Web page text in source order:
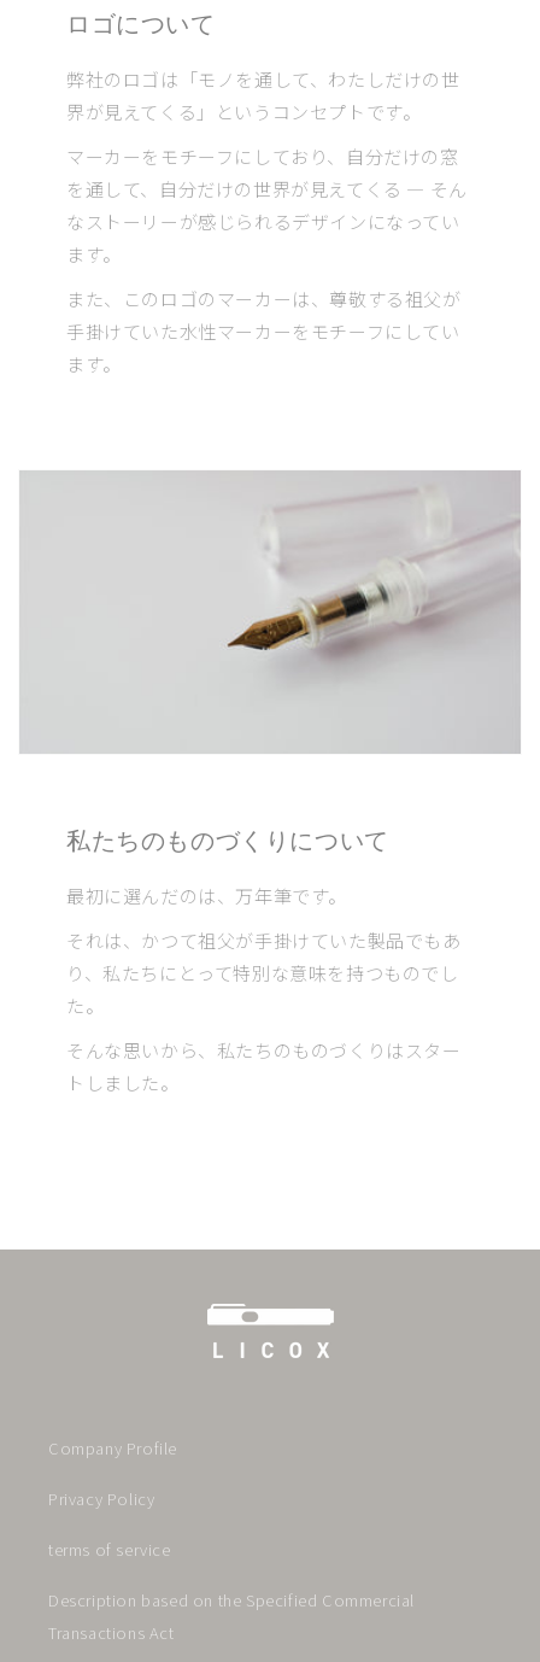
ロゴについて
弊社のロゴは「モノを通して、わたしだけの世
界が見えてくる」というコンセプトです。
マーカーをモチーフにしており、自分だけの窓
を通して、自分だけの世界が見えてくる ― そん
なストーリーが感じられるデザインになってい
ます。
また、このロゴのマーカーは、尊敬する祖父が
手掛けていた水性マーカーをモチーフにしてい
ます。
私たちのものづくりについて
最初に選んだのは、万年筆です。
それは、かつて祖父が手掛けていた製品でもあ
り、私たちにとって特別な意味を持つものでし
た。
そんな思いから、私たちのものづくりはスター
トしました。
Company Profile
Privacy Policy
terms of service
Description based on the Specified Commercial
Transactions Act